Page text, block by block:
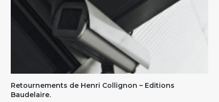
Retournements de Henri Collignon – Editions
Baudelaire.